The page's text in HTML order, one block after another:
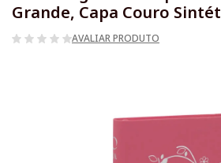
Grande, Capa Couro
AVALIAR PRODUTO